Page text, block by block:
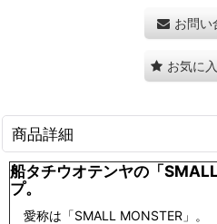
お問い
お気に
商品詳細
船タチウオテンヤの「
プ。
愛称は「SMALL MONSTER」。